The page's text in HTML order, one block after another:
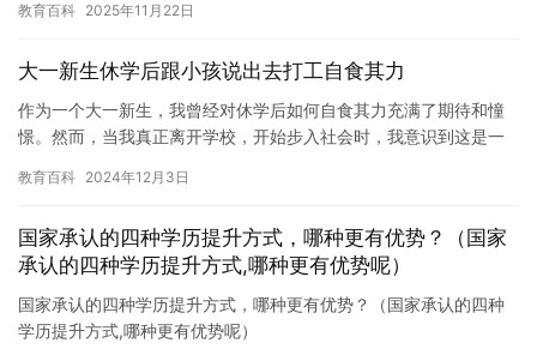
么上…
教育百科 2025年11月22日
大一新生休学后跟小孩说出去打工自食其力
作为一个大一新生，我曾经对休学后如何自食其力充满了期待和憧
憬。然而，当我真正离开学校，开始步入社会时，我意识到这是一
加了…
教育百科 2024年12月3日
国家承认的四种学历提升方式，哪种更有优势？（国家
承认的四种学历提升方式,哪种更有优势呢）
国家承认的四种学历提升方式，哪种更有优势？（国家承认的四种
学历提升方式,哪种更有优势呢）